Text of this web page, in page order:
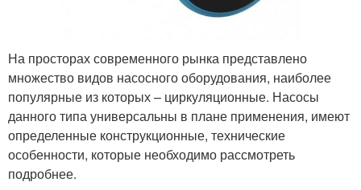
На просторах современного рынка представлено
множество видов насосного оборудования, наиболее
популярные из которых – циркуляционные. Насосы
данного типа универсальны в плане применения, имеют
определенные конструкционные, технические
особенности, которые необходимо рассмотреть
подробнее.